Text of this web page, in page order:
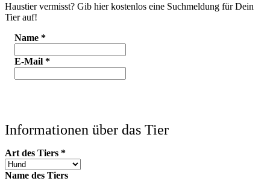
Haustier vermisst? Gib hier kostenlos eine Suchmeldung für Dein
Tier auf!
Name *
E-Mail *
Informationen über das Tier
Art des Tiers *
Name des Tiers